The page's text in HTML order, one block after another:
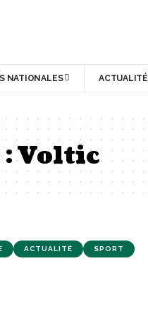
NATIONALES
:Voltic
ACTUALITÉ SPORT